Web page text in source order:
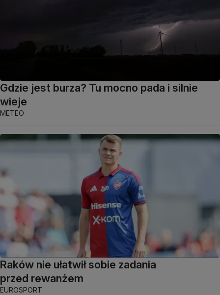
Gdzie jest burza? Tu mocno pada i silnie
wieje
METEO
Raków nie ułatwił sobie zadania
przed rewanżem
EUROSPORT